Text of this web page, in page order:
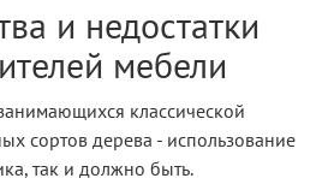
и недостатки
мебели
классической
сортов дерева - использование
так и должно быть.